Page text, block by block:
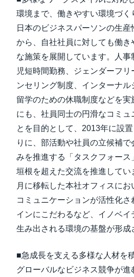
環境まで、働きやすい環境づく
日本のビジネスパーソンの生
から、自社社員に対しても働き
な施策を展開しています。人
児短時間勤務、ジェンダーフ
ンセリング制度、インターナル
留学のための休職制度などを
にも、社員同士の円滑なコミュ
とを目的として、2013年に設
りに、部活動や社員の立候補で
みを推進する「タスクフォー
垣根を超えた交流を推進して
月に移転した本社オフィスに
コミュニケーションが活性化
インにこだわるなど、イノベ
生み出される環境の基盤が形成
■急成長を支える多様な人材を
グローバルなビジネス競争が